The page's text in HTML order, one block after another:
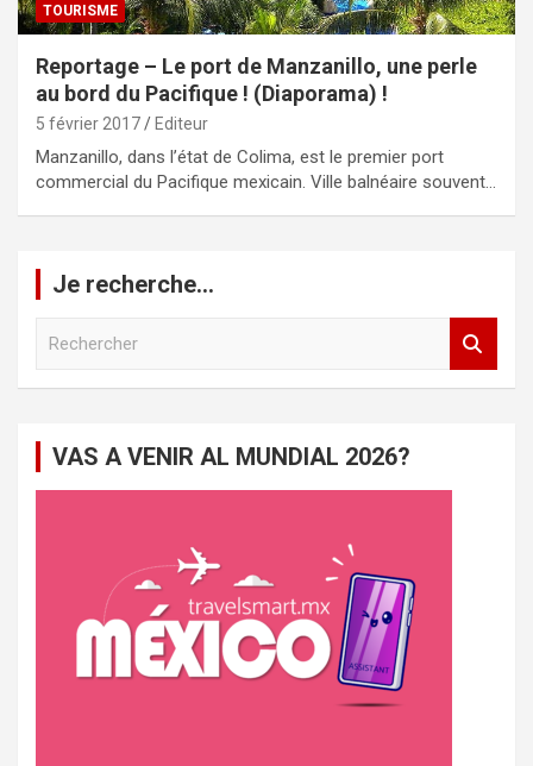
TOURISME
Reportage – Le port de Manzanillo, une perle
au bord du Pacifique ! (Diaporama) !
5 février 2017 Editeur
Manzanillo, dans l’état de Colima, est le premier port
commercial du Pacifique mexicain. Ville balnéaire souvent…
Je recherche…
c
VAS A VENIR AL MUNDIAL 2026?